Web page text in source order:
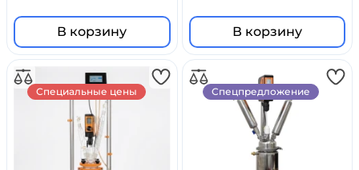
В корзину В корзину
Специальные цены Спецпредложение